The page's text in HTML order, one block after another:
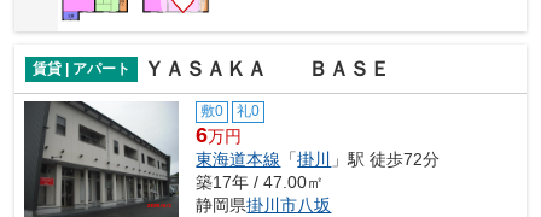
賃貸 | アパート ＹＡＳＡＫＡ ＢＡＳＥ
敷0 礼0
6万円
東海道本線 「掛川
」駅 徒歩72分
築17年 / 47.00㎡
静岡県掛川市八坂